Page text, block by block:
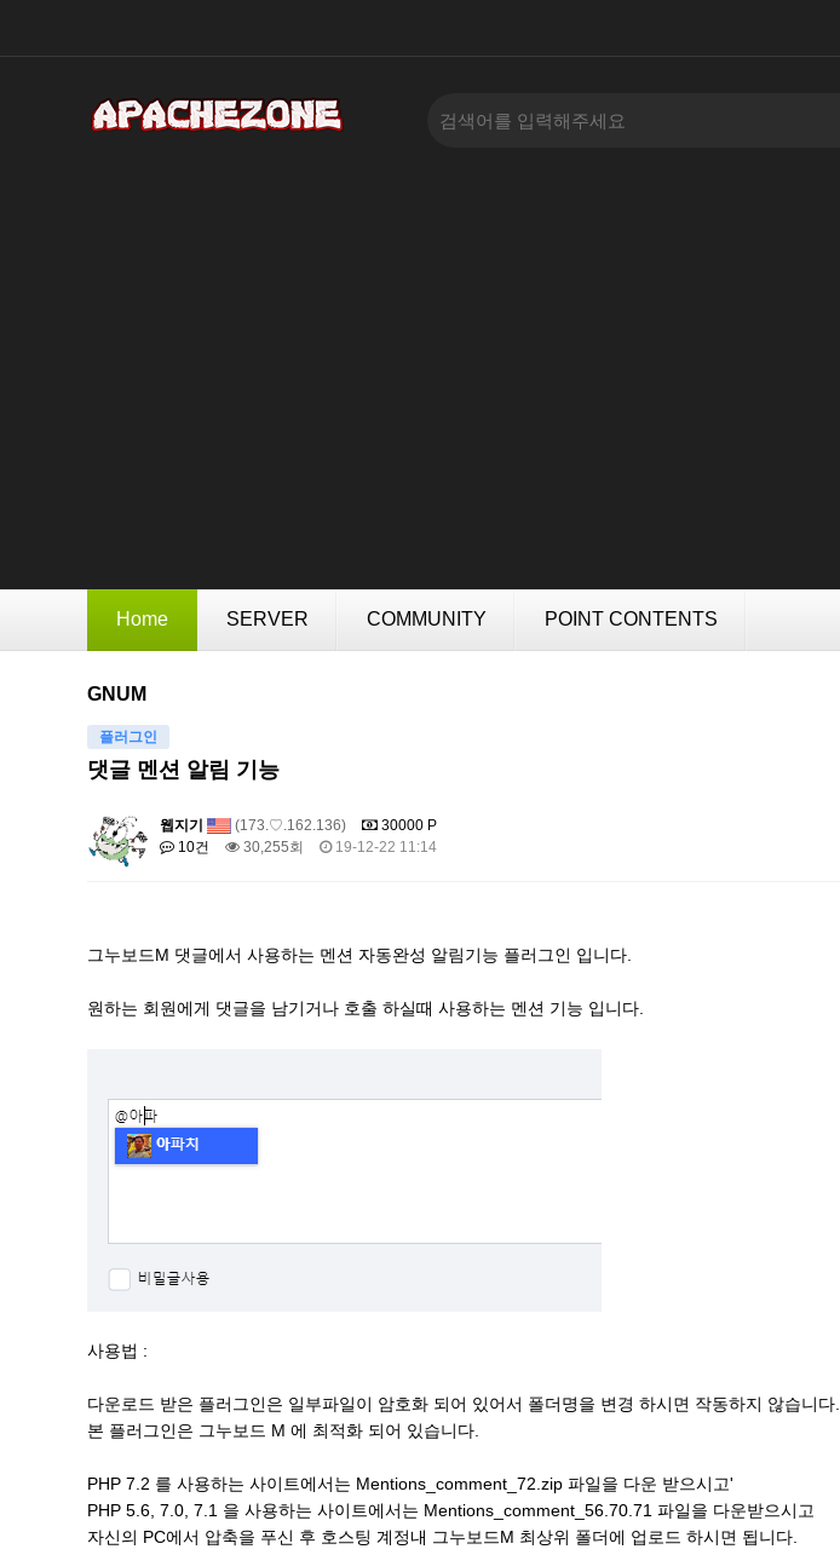
Home SERVER COMMUNITY POINT CONTENTS
GNUM
플러그인
댓글 멘션 알림 기능
웹지기 (173.♡.162.136)
30000 P
10건
30,255회 19-12-22 11:14
그누보드M 댓글에서 사용하는 멘션 자동완성 알림기능 플러그인 입니다.
원하는 회원에게 댓글을 남기거나 호출 하실때 사용하는 멘션 기능 입니다.
사용법 :
다운로드 받은 플러그인은 일부파일이 암호화 되어 있어서 폴더명을 변경 하시면 작동하지 않습니다.
본 플러그인은 그누보드 M 에 최적화 되어 있습니다.
PHP 7.2 를 사용하는 사이트에서는 Mentions_comment_72.zip 파일을 다운 받으시고'
PHP 5.6, 7.0, 7.1 을 사용하는 사이트에서는 Mentions_comment_56.70.71 파일을 다운받으시고
자신의 PC에서 압축을 푸신 후 호스팅 계정내 그누보드M 최상위 폴더에 업로드 하시면 됩니다.